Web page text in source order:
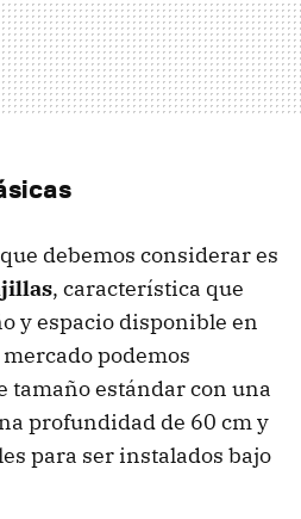
debemos considerar es
, característica que
y espacio disponible en
podemos
tamaño estándar con una
profundidad de 60 cm y
para ser instalados bajo